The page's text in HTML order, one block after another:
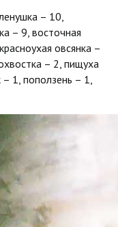
– 10,
– 9, восточная
овсянка –
– 2, пищуха
1, поползень – 1,